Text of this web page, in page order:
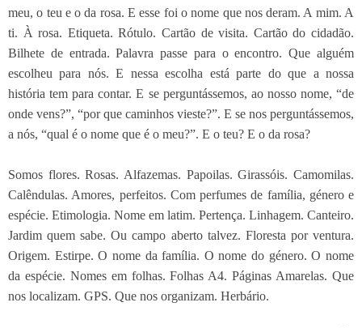
meu, o teu e o da rosa. E esse foi o nome que nos deram. A mim. A
ti. À rosa. Etiqueta. Rótulo. Cartão de visita. Cartão do cidadão.
Bilhete de entrada. Palavra passe para o encontro. Que alguém
escolheu para nós. E nessa escolha está parte do que a nossa
história tem para contar. E se perguntássemos, ao nosso nome, “de
onde vens?”, “por que caminhos vieste?”. E se nos perguntássemos,
a nós, “qual é o nome que é o meu?”. E o teu? E o da rosa?
Somos flores. Rosas. Alfazemas. Papoilas. Girassóis. Camomilas.
Calêndulas. Amores, perfeitos. Com perfumes de família, género e
espécie. Etimologia. Nome em latim. Pertença. Linhagem. Canteiro.
Jardim quem sabe. Ou campo aberto talvez. Floresta por ventura.
Origem. Estirpe. O nome da família. O nome do género. O nome
da espécie. Nomes em folhas. Folhas A4. Páginas Amarelas. Que
nos localizam. GPS. Que nos organizam. Herbário.